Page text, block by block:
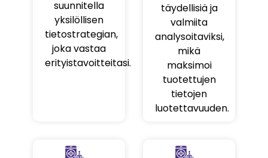
suunnitella
yksilöllisen
tietostrategian,
joka vastaa
erityistavoitteitasi.
täydellisiä ja
valmiita
analysoitaviksi,
mikä
maksimoi
tuotettujen
tietojen
luotettavuuden.